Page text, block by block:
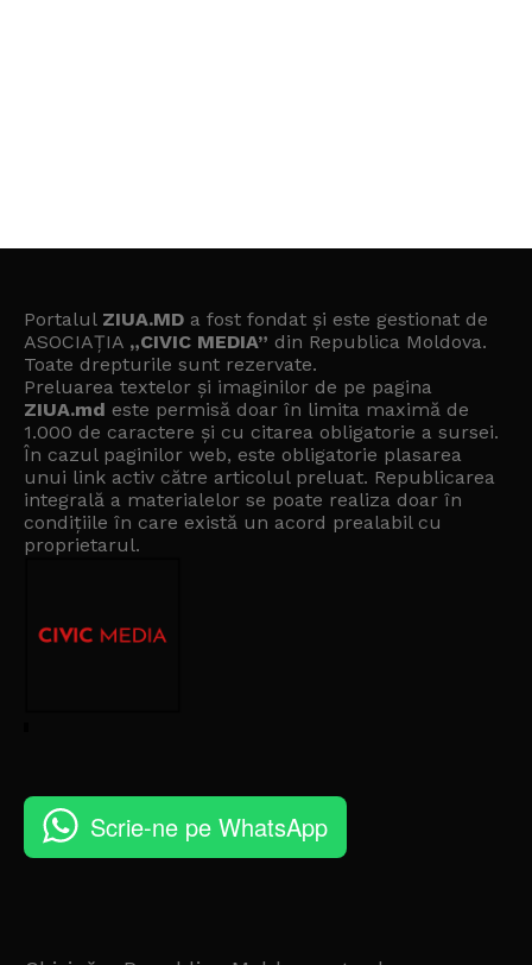
Portalul ZIUA.MD a fost fondat și este gestionat de
ASOCIAȚIA „CIVIC MEDIA” din Republica Moldova.
Toate drepturile sunt rezervate.
Preluarea textelor și imaginilor de pe pagina
ZIUA.md este permisă doar în limita maximă de
1.000 de caractere și cu citarea obligatorie a sursei.
În cazul paginilor web, este obligatorie plasarea
unui link activ către articolul preluat. Republicarea
integrală a materialelor se poate realiza doar în
condițiile în care există un acord prealabil cu
proprietarul.
Scrie-ne pe WhatsApp